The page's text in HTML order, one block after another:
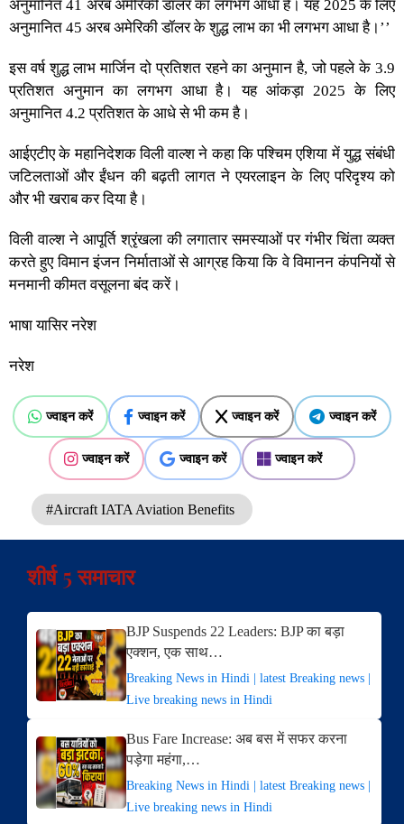
अनुमानित 41 अरब अमेरिकी डॉलर का लगभग आधा है। यह 2025 के लिए
अनुमानित 45 अरब अमेरिकी डॉलर के शुद्ध लाभ का भी लगभग आधा है।’’
इस वर्ष शुद्ध लाभ मार्जिन दो प्रतिशत रहने का अनुमान है, जो पहले के 3.9
प्रतिशत अनुमान का लगभग आधा है। यह आंकड़ा 2025 के लिए
अनुमानित 4.2 प्रतिशत के आधे से भी कम है।
आईएटीए के महानिदेशक विली वाल्श ने कहा कि पश्चिम एशिया में युद्ध संबंधी
जटिलताओं और ईंधन की बढ़ती लागत ने एयरलाइन के लिए परिदृश्य को
और भी खराब कर दिया है।
विली वाल्श ने आपूर्ति श्रृंखला की लगातार समस्याओं पर गंभीर चिंता व्यक्त
करते हुए विमान इंजन निर्माताओं से आग्रह किया कि वे विमानन कंपनियों से
मनमानी कीमत वसूलना बंद करें।
भाषा यासिर नरेश
नरेश
ज्वाइन करें ज्वाइन करें ज्वाइन करें ज्वाइन करें
ज्वाइन करें ज्वाइन करें ज्वाइन करें
#Aircraft IATA Aviation Benefits
शीर्ष 5 समाचार
BJP Suspends 22 Leaders: BJP का बड़ा
एक्शन, एक साथ…
Breaking News in Hindi | latest Breaking news |
Live breaking news in Hindi
Bus Fare Increase: अब बस में सफर करना
पड़ेगा महंगा,…
Breaking News in Hindi | latest Breaking news |
Live breaking news in Hindi